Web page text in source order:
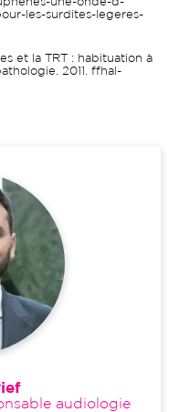
les-surdites-legeres-
et la TRT : habituation à
2011. ffhal-
audiologie